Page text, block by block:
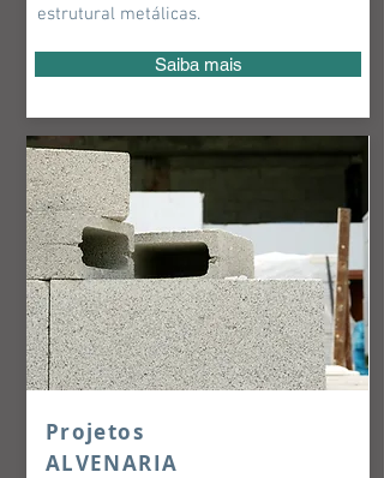
estrutural metálicas.
Saiba mais
Projetos
ALVENARIA